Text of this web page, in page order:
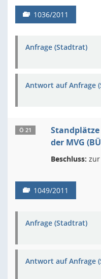
1036/2011
Anfrage (Stadtrat)
Antwort auf Anfrage
Ö 21
der MVG
Beschluss:
1049/2011
Anfrage (Stadtrat)
Antwort auf Anfrage